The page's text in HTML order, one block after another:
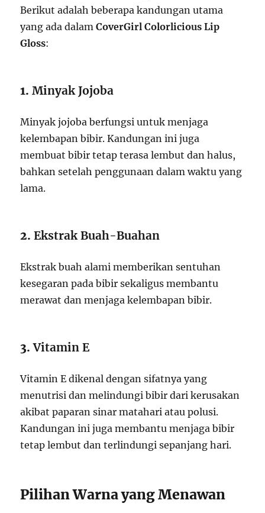
Berikut adalah beberapa kandungan utama
yang ada dalamCoverGirl Colorlicious Lip
Gloss:
1.Minyak Jojoba
Minyak jojoba berfungsi untuk menjaga
kelembapan bibir. Kandungan ini juga
membuat bibir tetap terasa lembut dan halus,
bahkan setelah penggunaan dalam waktu yang
lama.
2.Ekstrak Buah-Buahan
Ekstrak buah alami memberikan sentuhan
kesegaran pada bibir sekaligus membantu
merawat dan menjaga kelembapan bibir.
3.Vitamin E
Vitamin E dikenal dengan sifatnya yang
menutrisi dan melindungi bibir dari kerusakan
akibat paparan sinar matahari atau polusi.
Kandungan ini juga membantu menjaga bibir
tetap lembut dan terlindungi sepanjang hari.
Pilihan Warna yang Menawan